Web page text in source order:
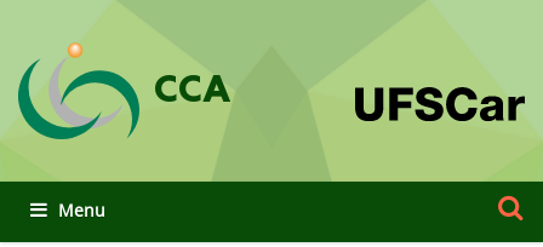
CCA
Busca
Toggle navigation